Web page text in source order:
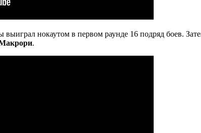
выиграл нокаутом в первом раунде 16 подряд боев.
.